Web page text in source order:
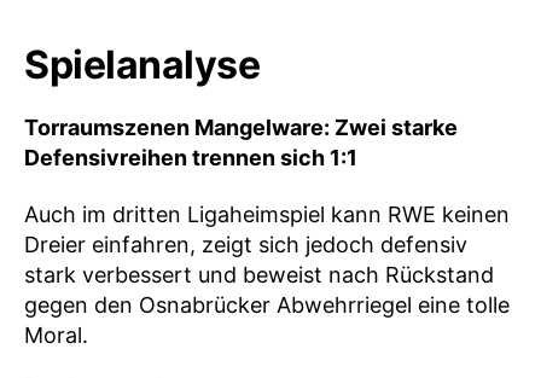
Spielanalyse
Torraumszenen Mangelware: Zwei starke
Defensivreihen trennen sich 1:1
Auch im dritten Ligaheimspiel kann RWE keinen
Dreier einfahren, zeigt sich jedoch defensiv
stark verbessert und beweist nach Rückstand
gegen den Osnabrücker Abwehrriegel eine tolle
Moral.